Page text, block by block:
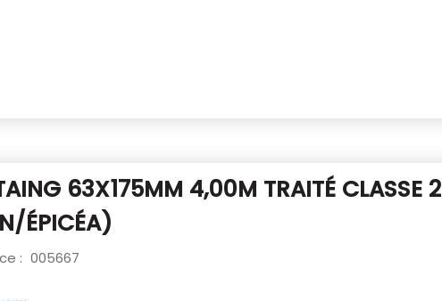
63X175MM 4,00M TRAITÉ CLASSE 2
ÉPICÉA)
: 005667